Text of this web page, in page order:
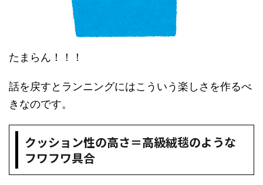
たまらん！！！
話を戻すとランニングにはこういう楽しさを作るべ
きなのです。
クッション性の高さ＝高級絨毯のような
フワフワ具合